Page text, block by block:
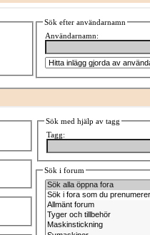
Sök efter användarnamn
Användarnamn:
Sök med hjälp av tagg
Tagg:
Sök i forum